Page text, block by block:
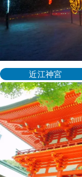
近江神宮